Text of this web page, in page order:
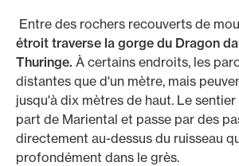
Entre des rochers recouverts de
étroit traverse la gorge du Dragon
Thuringe. À certains endroits, les
distantes que d'un mètre, mais
jusqu'à dix mètres de haut. Le
part de Mariental et passe par des
directement au-dessus du ruisseau
profondément dans le grès.